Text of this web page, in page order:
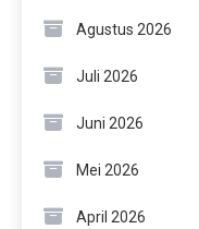
Agustus 2026
Juli 2026
Juni 2026
Mei 2026
April 2026